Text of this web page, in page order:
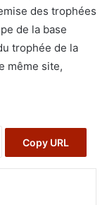
des trophées
de la base
trophée de la
même site,
Copy URL